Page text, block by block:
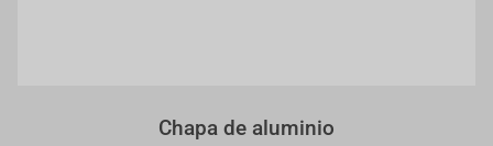
Chapa de aluminio